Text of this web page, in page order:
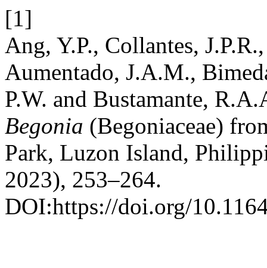
[1]
Ang, Y.P., Collantes,
Aumentado, J.A.M.,
P.W. and Bustamante,
Begonia (Begoniaceae)
Park, Luzon Island,
2023), 253–264.
DOI:https://doi.org/